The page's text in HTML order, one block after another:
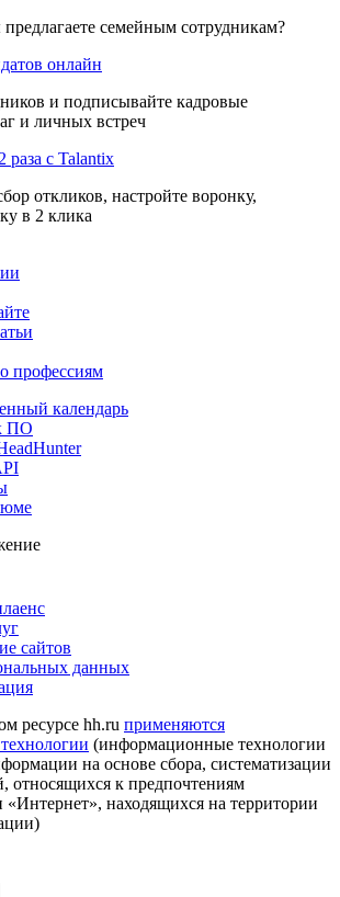
семейным сотрудникам?
онлайн
и подписывайте кадровые
и личных встреч
раза с Talantix
откликов, настройте воронку,
в 2 клика
профессиям
календарь
ПО
сайтов
данных
ресурсе hh.ru применяются
(информационные технологии
на основе сбора, систематизации
относящихся к предпочтениям
«Интернет», находящихся на территории